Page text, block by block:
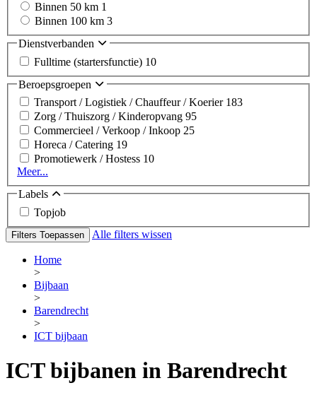
Binnen 50 km 1
Binnen 100 km 3
Dienstverbanden
Fulltime (startersfunctie) 10
Beroepsgroepen
Transport / Logistiek / Chauffeur / Koerier 183
Zorg / Thuiszorg / Kinderopvang 95
Commercieel / Verkoop / Inkoop 25
Horeca / Catering 19
Promotiewerk / Hostess 10
Meer...
Labels
Topjob
Filters Toepassen Alle filters wissen
Home
>
Bijbaan
>
Barendrecht
>
ICT bijbaan
ICT bijbanen in Barendrecht